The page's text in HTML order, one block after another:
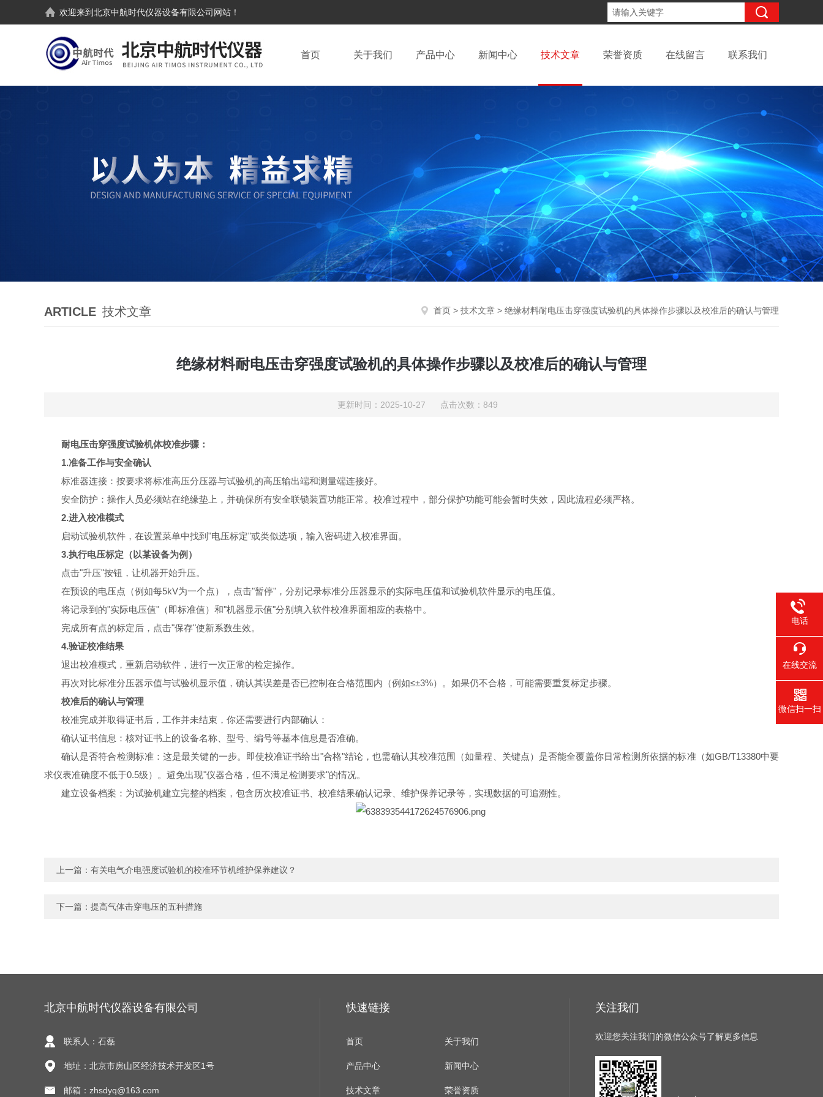
欢迎来到北京中航时代仪器设备有限公司 网站！
首页 关于我们 产品中心 新闻中心 技术文章 荣誉资质 在线留言 联系我们
ARTICLE 技术文章 首页 > 技术文章 > 绝缘材料耐电压击穿强度试验机的具体操作步骤以及校准后的确认与管理
绝缘材料耐电压击穿强度试验机的具体操作步骤以及校准后的确认与管理
更新时间：2025-10-27 点击次数：849
耐电压击穿强度试验机体校准步骤：
1.准备工作与安全确认
标准器连接：按要求将标准高压分压器与试验机的高压输出端和测量端连接好。
安全防护：操作人员必须站在绝缘垫上，并确保所有安全联锁装置功能正常。校准过程中，部分保护功能可能会暂时失效，因此流程必须严格。
2.进入校准模式
启动试验机软件，在设置菜单中找到 "电压标定"或类似选项，输入密码进入校准界面。
3.执行电压标定（以某设备为例）
点击"升压"按钮，让机器开始升压。
在预设的电压点（例如每5kV为一个点），点击"暂停" ，分别记录标准分压器显示的实际电压值和试验机软件显示的电压值。
将记录到的"实际电压值" （即标准值）和"机器显示值"分别填入软件校准界面相应的表格中。
完成所有点的标定后，点击"保存"使新系数生效。
4.验证校准结果
退出校准模式，重新启动软件，进行一次正常的检定操作。
再次对比标准分压器示值与试验机显示值，确认其误差是否已控制在合格范围内（例如≤±3%）。如果仍不合格，可能需要重复标定步骤。
校准后的确认与管理
校准完成并取得证书后，工作并未结束，你还需要进行内部确认：
确认证书信息：核对证书上的设备名称、型号、编号等基本信息是否准确。
确认是否符合检测标准：这是最关键的一步。即使校准证书给出"合格"结论，也需确认其校准范围（如量程、关键点）是否能全覆盖你日常检测所依据的标准（如GB/T13380中要
求仪表准确度不低于0.5级）。避免出现"仪器合格，但不满足检测要求"的情况。
建立设备档案：为试验机建立完整的档案，包含历次校准证书、校准结果确认记录、维护保养记录等，实现数据的可追溯性。
上一篇： 有关电气介电强度试验机的校准环节机维护保养建议？
下一篇： 提高气体击穿电压的五种措施
北京中航时代仪器设备有限公司
联系人：石磊
地址：北京市房山区经济技术开发区1号
邮箱：zhsdyq@163.com
快速链接
首页 关于我们
产品中心 新闻中心
技术文章 荣誉资质
关注我们
欢迎您关注我们的微信公众号了解更多信息
电话
在线交流
微信扫一扫